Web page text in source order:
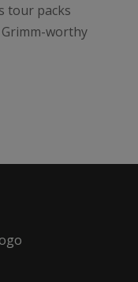
tour packs
worthy